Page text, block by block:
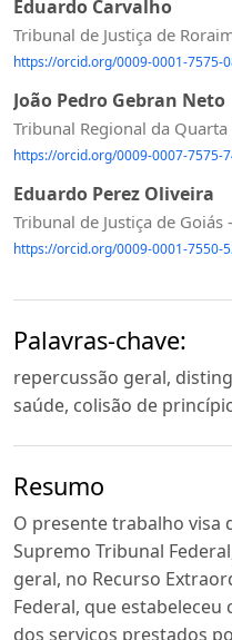
Eduardo Carvalho
Tribunal de Justiça de
https://orcid.org/0009-0001-7575-
João Pedro Gebran Neto
Tribunal Regional da Quarta
https://orcid.org/0009-0007-7575-
Eduardo Perez Oliveira
Tribunal de Justiça de Goiás
https://orcid.org/0009-0001-7550-
Palavras-chave:
repercussão geral,
saúde, colisão de
Resumo
O presente trabalho visa
Supremo Tribunal
geral, no Recurso
Federal, que
dos serviços prestados